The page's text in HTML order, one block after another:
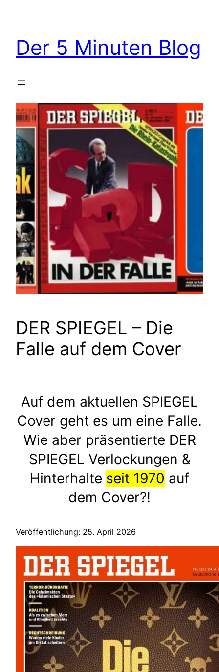
Der 5 Minuten Blog
DER SPIEGEL – Die
Falle auf dem Cover
Auf dem aktuellen SPIEGEL
Cover geht es um eine Falle.
Wie aber präsentierte DER
SPIEGEL Verlockungen &
Hinterhalte seit 1970 auf
dem Cover?!
Veröffentlichung: 25. April 2026